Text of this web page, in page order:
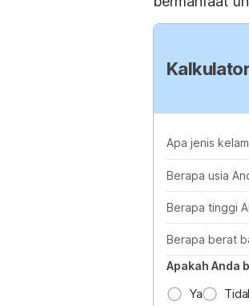
Apa jenis
Berapa usia
Berapa tinggi
Berapa berat
Apakah Anda
Ya